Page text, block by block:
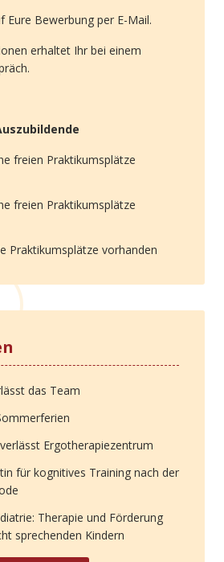
Eure Bewerbung per E-Mail.
erhaltet Ihr bei einem
freien Praktikumsplätze
freien Praktikumsplätze
Praktikumsplätze vorhanden
das Team
Ergotherapiezentrum
für kognitives Training nach der
Therapie und Förderung
sprechenden Kindern